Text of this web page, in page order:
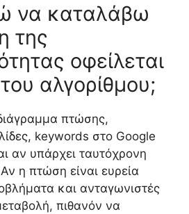
να καταλάβω
της
οφείλεται
αλγορίθμου;
πτώσης,
keywords στο Google
αν υπάρχει ταυτόχρονη
η πτώση είναι ευρεία
και ανταγωνιστές
πιθανόν να